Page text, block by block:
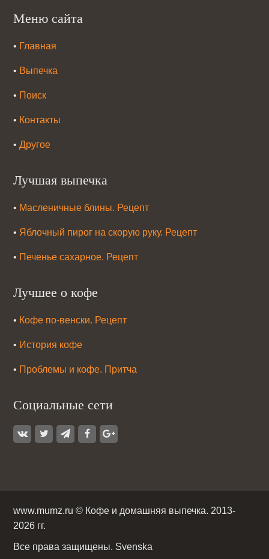
Меню сайта
• Главная
• Выпечка
• Поиск
• Контакты
•Другое
Лучшая выпечка
• Масленичные блины. Рецепт
• Яблочный пирог на скорую руку. Рецепт
• Печенье сахарное. Рецепт
Лучшее о кофе
• Кофе по-венски. Рецепт
• История кофе
• Проблемы и кофе. Притча
Социальные сети
www.mumz.ru © Кофе и домашняя выпечка. 2013-
2026 гг.
Все права защищены. Svenska